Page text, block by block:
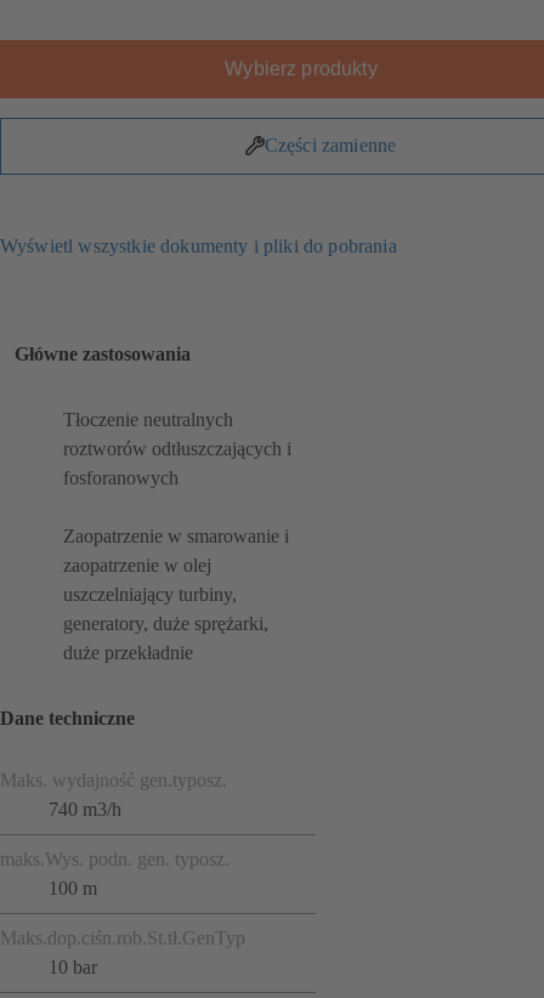
Wybierz produkty
Części zamienne
Wyświetl wszystkie dokumenty i pliki do pobrania
Główne zastosowania
Tłoczenie neutralnych
roztworów odtłuszczających i
fosforanowych
Zaopatrzenie w smarowanie i
zaopatrzenie w olej
uszczelniający turbiny,
generatory, duże sprężarki,
duże przekładnie
Dane techniczne
Maks. wydajność gen.typosz.
740 m3/h
maks.Wys. podn. gen. typosz.
100 m
Maks.dop.ciśn.rob.St.tł.GenTyp
10 bar